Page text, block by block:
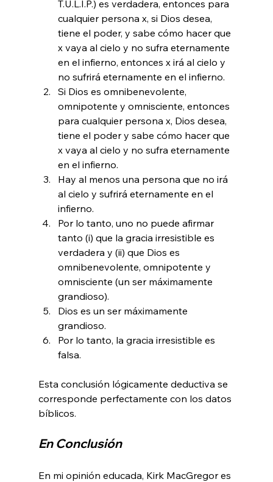
T.U.L.I.P.) es verdadera, entonces para
cualquier persona x, si Dios desea,
tiene el poder, y sabe cómo hacer que
x vaya al cielo y no sufra eternamente
en el infierno, entonces x irá al cielo y
no sufrirá eternamente en el infierno.
Si Dios es omnibenevolente,
omnipotente y omnisciente, entonces
para cualquier persona x, Dios desea,
tiene el poder y sabe cómo hacer que
x vaya al cielo y no sufra eternamente
en el infierno.
Hay al menos una persona que no irá
al cielo y sufrirá eternamente en el
infierno.
Por lo tanto, uno no puede afirmar
tanto (i) que la gracia irresistible es
verdadera y (ii) que Dios es
omnibenevolente, omnipotente y
omnisciente (un ser máximamente
grandioso).
Dios es un ser máximamente
grandioso.
Por lo tanto, la gracia irresistible es
falsa.
Esta conclusión lógicamente deductiva se
corresponde perfectamente con los datos
En Conclusión
En mi opinión educada, Kirk MacGregor es